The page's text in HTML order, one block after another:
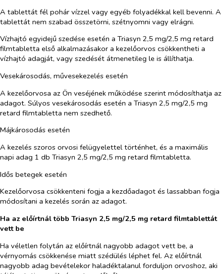
A tablettát fél pohár vízzel vagy egyéb folyadékkal kell bevenni. A
tablettát nem szabad összetörni, szétnyomni vagy elrágni.
Vízhajtó egyidejű szedése esetén a Triasyn 2,5 mg/2,5 mg retard
filmtabletta első alkalmazásakor a kezelőorvos csökkentheti a
vízhajtó adagját, vagy szedését átmenetileg le is állíthatja.
Vesekárosodás, művesekezelés esetén
A kezelőorvosa az Ön veséjének működése szerint módosíthatja az
adagot. Súlyos vesekárosodás esetén a Triasyn 2,5 mg/2,5 mg
retard filmtabletta nem szedhető.
Májkárosodás esetén
A kezelés szoros orvosi felügyelettel történhet, és a maximális
napi adag 1 db Triasyn 2,5 mg/2,5 mg retard filmtabletta.
Idős betegek esetén
Kezelőorvosa csökkenteni fogja a kezdőadagot és lassabban fogja
módosítani a kezelés során az adagot.
Ha az előírtnál több Triasyn 2,5 mg/2,5 mg retard filmtablettát
vett be
Ha véletlen folytán az előírtnál nagyobb adagot vett be, a
vérnyomás csökkenése miatt szédülés léphet fel. Az előírtnál
nagyobb adag bevételekor haladéktalanul forduljon orvoshoz, aki